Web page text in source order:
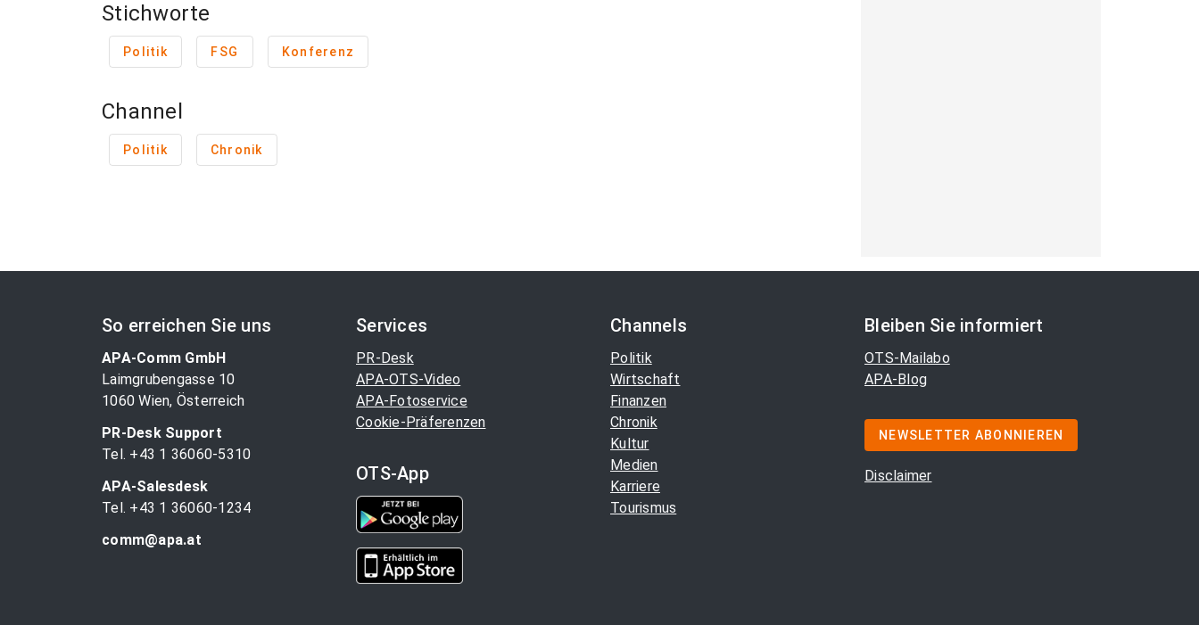
Stichworte
Politik FSG Konferenz
Channel
Politik Chronik
So erreichen Sie uns
APA-Comm GmbH
Laimgrubengasse 10
1060 Wien, Österreich
PR-Desk Support
Tel. +43 1 36060-5310
APA-Salesdesk
Tel. +43 1 36060-1234
comm@apa.at
Services
PR-Desk
APA-OTS-Video
APA-Fotoservice
Cookie-Präferenzen
OTS-App
Channels
Politik
Wirtschaft
Finanzen
Chronik
Kultur
Medien
Karriere
Tourismus
Bleiben Sie informiert
OTS-Mailabo
APA-Blog
NEWSLETTER ABONNIEREN
Disclaimer